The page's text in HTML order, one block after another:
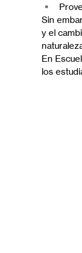
Sin
y el
En
los